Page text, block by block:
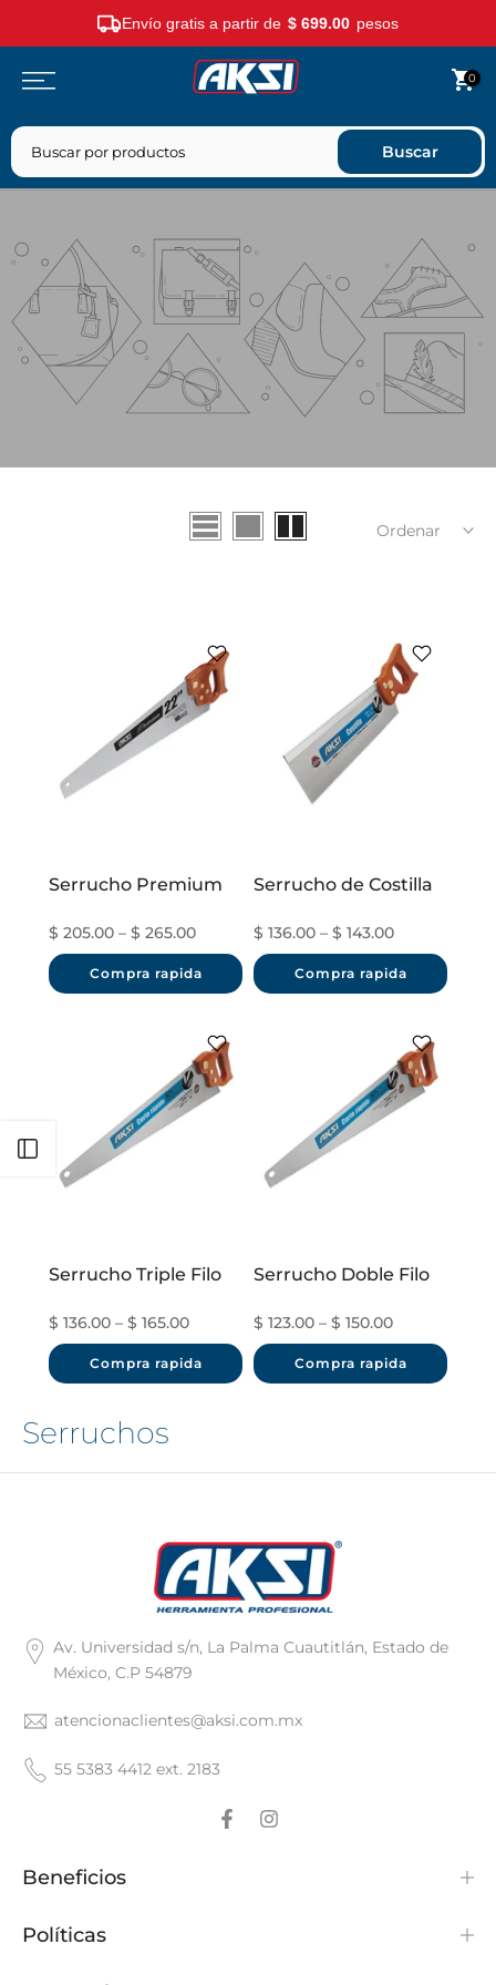
Envío gratis a partir de $ 699.00 pesos
Saltar
contenido
0
Buscar
Abrir barra lateral
Ordenar
Serrucho Premium
$ 205.00 – $ 265.00
Compra rapida
Serrucho de Costilla
$ 136.00 – $ 143.00
Compra rapida
Serrucho Triple Filo
$ 136.00 – $ 165.00
Compra rapida
Serrucho Doble Filo
$ 123.00 – $ 150.00
Compra rapida
Serruchos
Av. Universidad s/n, La Palma Cuautitlán, Estado de
México, C.P 54879
atencionaclientes@aksi.com.mx
55 5383 4412 ext. 2183
Beneficios
Políticas